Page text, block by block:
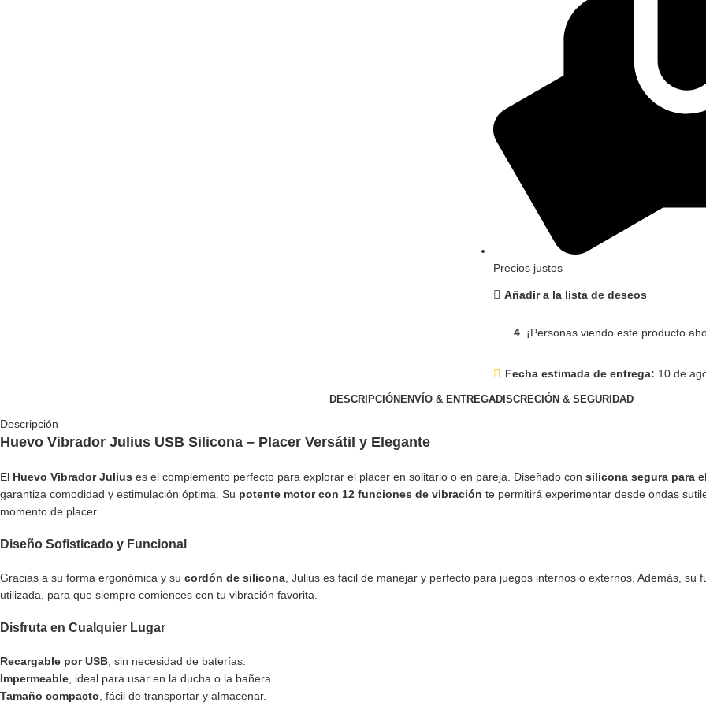
Precios justos
Añadir a la lista de deseos
4 ¡Personas viendo este producto
Fecha estimada de entrega: 10 de
DESCRIPCIÓN ENVÍO & ENTREGADISCRECIÓN & SEGURIDAD
Descripción
Huevo Vibrador Julius USB Silicona – Placer Versátil y Elegante
El Huevo Vibrador Julius es el complemento perfecto para explorar el placer en solitario o en pareja. Diseñado con silicona segura para
garantiza comodidad y estimulación óptima. Su potente motor con 12 funciones de vibración te permitirá experimentar desde ondas
momento de placer.
Diseño Sofisticado y Funcional
Gracias a su forma ergonómica y su cordón de silicona, Julius es fácil de manejar y perfecto para juegos internos o externos. Además, su
utilizada, para que siempre comiences con tu vibración favorita.
Disfruta en Cualquier Lugar
Recargable por USB, sin necesidad de baterías.
Impermeable, ideal para usar en la ducha o la bañera.
Tamaño compacto, fácil de transportar y almacenar.